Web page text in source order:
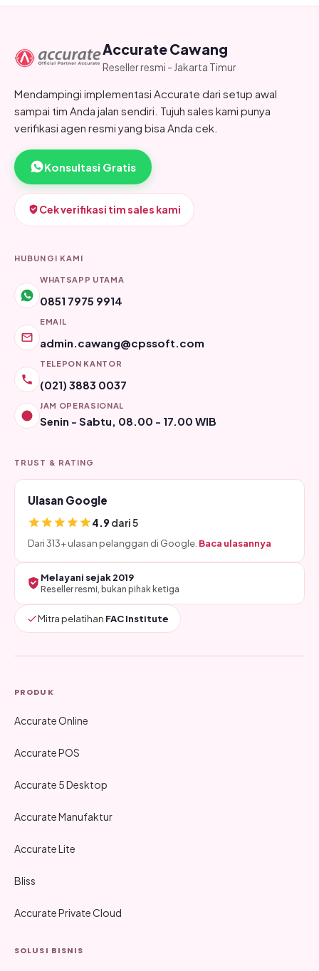
Accurate Cawang
Reseller resmi - Jakarta Timur
Mendampingi implementasi Accurate dari setup awal
sampai tim Anda jalan sendiri. Tujuh sales kami punya
verifikasi agen resmi yang bisa Anda cek.
Konsultasi Gratis
Cek verifikasi tim sales kami
HUBUNGI KAMI
WHATSAPP UTAMA
0851 7975 9914
EMAIL
admin.cawang@cpssoft.com
TELEPON KANTOR
(021) 3883 0037
JAM OPERASIONAL
Senin - Sabtu, 08.00 - 17.00 WIB
TRUST & RATING
Ulasan Google
4.9dari 5
Dari 313+ ulasan pelanggan di Google. Baca ulasannya
Melayani sejak 2019
Reseller resmi, bukan pihak ketiga
Mitra pelatihan FAC Institute
PRODUK
Accurate Online
Accurate POS
Accurate 5 Desktop
Accurate Manufaktur
Accurate Lite
Bliss
Accurate Private Cloud
SOLUSI BISNIS